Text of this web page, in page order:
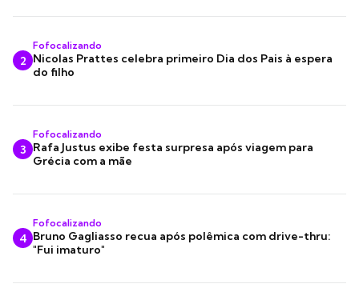
2
Fofocalizando
Nicolas Prattes celebra primeiro Dia dos Pais à espera
do filho
3
Fofocalizando
Rafa Justus exibe festa surpresa após viagem para
Grécia com a mãe
4
Fofocalizando
Bruno Gagliasso recua após polêmica com drive-thru:
"Fui imaturo"